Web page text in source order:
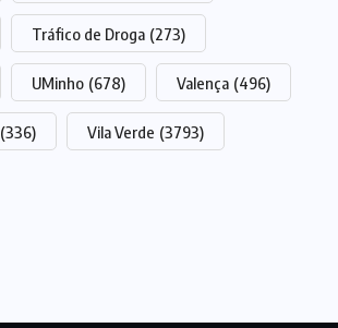
Tráfico de Droga (273)
UMinho (678) Valença (496)
(336) Vila Verde (3793)